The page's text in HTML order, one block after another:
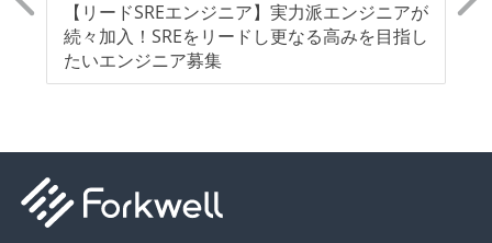
【リードSREエンジニア】実力派エンジニアが
続々加入！SREをリードし更なる高みを目指し
たいエンジニア募集